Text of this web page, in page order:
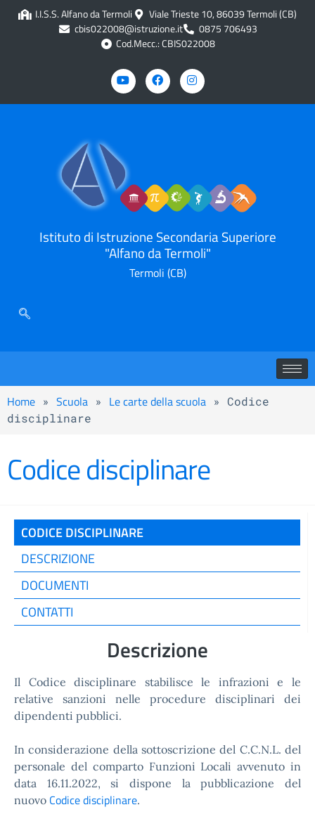
I.I.S.S. Alfano da Termoli
Viale Trieste 10, 86039 Termoli (CB)
cbis022008@istruzione.it
0875 706493
Cod.Mecc.: CBIS022008
Istituto di Istruzione Secondaria Superiore
"Alfano da Termoli"
Termoli (CB)
Home » Scuola » Le carte della scuola » Codice
disciplinare
Codice disciplinare
CODICE DISCIPLINARE
DESCRIZIONE
DOCUMENTI
CONTATTI
Descrizione
Il Codice disciplinare stabilisce le infrazioni e le
relative sanzioni nelle procedure disciplinari dei
dipendenti pubblici.
In considerazione della sottoscrizione del C.C.N.L. del
personale del comparto Funzioni Locali avvenuto in
data 16.11.2022, si dispone la pubblicazione del
nuovo Codice disciplinare.